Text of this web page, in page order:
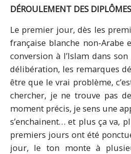
DÉROULEMENT DES DIPLÔMES
Le premier jour, dès les
française blanche non-
conversion à l’Islam dans
délibération, les remarques
être que le vrai problème,
chercher, je ne trouve pas
moment précis, je sens une
s’enchainent… et plus ça va,
premiers jours ont été
jour, le ton monte à